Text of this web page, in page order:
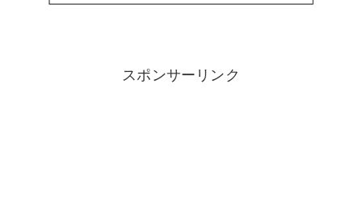
スポンサーリンク